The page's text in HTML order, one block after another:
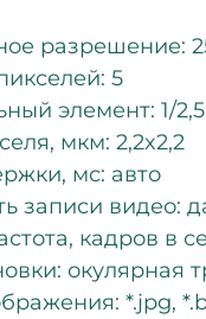
разрешение:
5
элемент: 1/
мкм: 2,2x2,2
мс: авто
записи видео:
кадров в
окулярная
*.jpg,